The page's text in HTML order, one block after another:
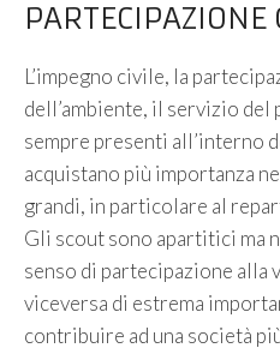
PARTECIPAZIONE
L’impegno civile, la
dell’ambiente, il servizio del
sempre presenti all’interno
acquistano più importanza
grandi, in particolare al
Gli scout sono apartitici ma
senso di partecipazione alla
viceversa di estrema
contribuire ad una società